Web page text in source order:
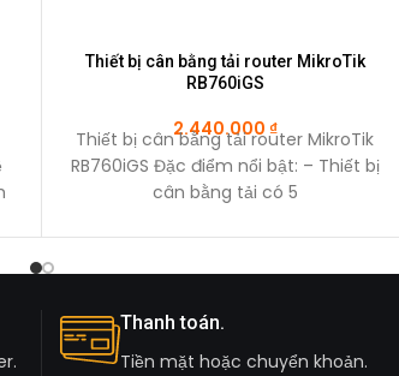
Thiết bị cân bằng tải router MikroTik
RB760iGS
2.440.000 ₫
Thiết bị cân bằng tải router MikroTik
RB760iGS Đặc điểm nổi bật: – Thiết bị
cân bằng tải có 5
Thanh toán.
Tiền mặt hoặc chuyển khoản.